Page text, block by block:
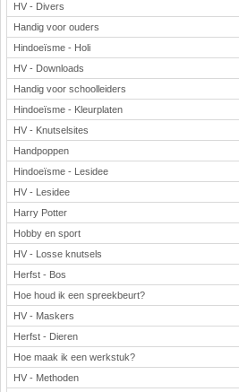
HV - Divers
Handig voor ouders
Hindoeïsme - Holi
HV - Downloads
Handig voor schoolleiders
Hindoeïsme - Kleurplaten
HV - Knutselsites
Handpoppen
Hindoeïsme - Lesidee
HV - Lesidee
Harry Potter
Hobby en sport
HV - Losse knutsels
Herfst - Bos
Hoe houd ik een spreekbeurt?
HV - Maskers
Herfst - Dieren
Hoe maak ik een werkstuk?
HV - Methoden